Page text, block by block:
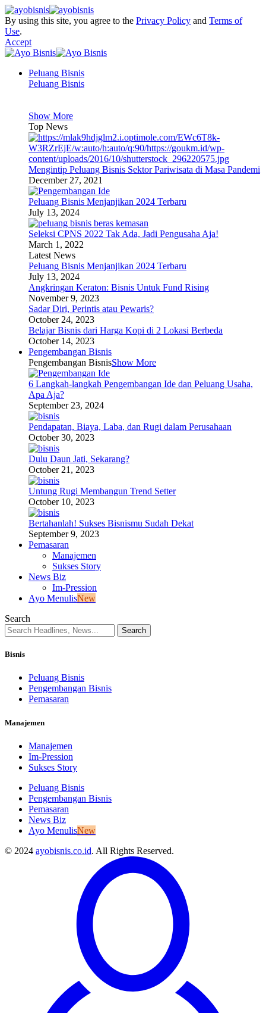
By using this site, you agree to the Privacy Policy and Terms of
Use.
Accept
Peluang Bisnis
Peluang Bisnis
Show More
Top News
Mengintip Peluang Bisnis Sektor Pariwisata di Masa Pandemi
December 27, 2021
Peluang Bisnis Menjanjikan 2024 Terbaru
July 13, 2024
Seleksi CPNS 2022 Tak Ada, Jadi Pengusaha Aja!
March 1, 2022
Latest News
Peluang Bisnis Menjanjikan 2024 Terbaru
July 13, 2024
Angkringan Keraton: Bisnis Untuk Fund Rising
November 9, 2023
Sadar Diri, Perintis atau Pewaris?
October 24, 2023
Belajar Bisnis dari Harga Kopi di 2 Lokasi Berbeda
October 14, 2023
Pengembangan Bisnis
Pengembangan BisnisShow More
6 Langkah-langkah Pengembangan Ide dan Peluang Usaha,
Apa Aja?
September 23, 2024
Pendapatan, Biaya, Laba, dan Rugi dalam Perusahaan
October 30, 2023
Dulu Daun Jati, Sekarang?
October 21, 2023
Untung Rugi Membangun Trend Setter
October 10, 2023
Bertahanlah! Sukses Bisnismu Sudah Dekat
September 9, 2023
Pemasaran
Manajemen
Sukses Story
News Biz
Im-Pression
Ayo MenulisNew
Search
Bisnis
Peluang Bisnis
Pengembangan Bisnis
Pemasaran
Manajemen
Manajemen
Im-Pression
Sukses Story
Peluang Bisnis
Pengembangan Bisnis
Pemasaran
News Biz
Ayo MenulisNew
© 2024 ayobisnis.co.id. All Rights Reserved.